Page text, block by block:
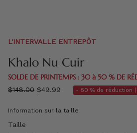
L'INTERVALLE ENTREPÔT
Khalo Nu Cuir
SOLDE DE PRINTEMPS : 30 à 50 % DE
régulier
$148.00 $49.99 - 50 % de réduction |
Information sur la taille
Taille